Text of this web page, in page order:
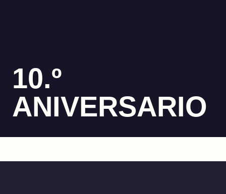
10.º
ANIVERSARIO